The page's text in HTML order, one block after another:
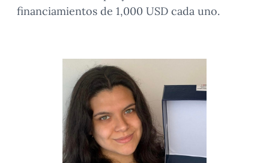
financiamientos de 1,000 USD cada uno.